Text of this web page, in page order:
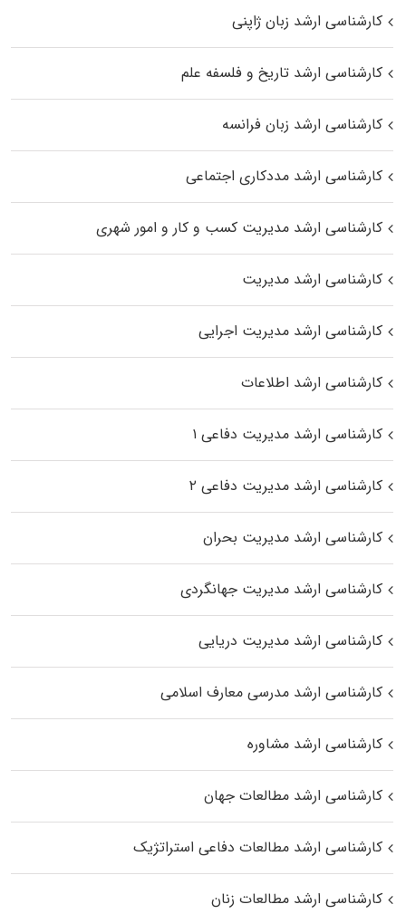
کارشناسی ارشد زبان ژاپنی
کارشناسی ارشد تاریخ و فلسفه علم
کارشناسی ارشد زبان فرانسه
کارشناسی ارشد مددکاری اجتماعی
کارشناسی ارشد مدیریت کسب و کار و امور شهری
کارشناسی ارشد مدیریت
کارشناسی ارشد مدیریت اجرایی
کارشناسی ارشد اطلاعات
کارشناسی ارشد مدیریت دفاعی ۱
کارشناسی ارشد مدیریت دفاعی ۲
کارشناسی ارشد مدیریت بحران
کارشناسی ارشد مدیریت جهانگردی
کارشناسی ارشد مدیریت دریایی
کارشناسی ارشد مدرسی معارف اسلامی
کارشناسی ارشد مشاوره
کارشناسی ارشد مطالعات جهان
کارشناسی ارشد مطالعات دفاعی استراتژیک
کارشناسی ارشد مطالعات زنان